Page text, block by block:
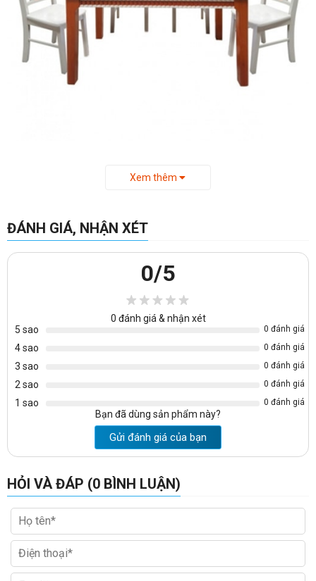
bàn ghế ăn hiện đại HGB68B + 4HGG68 :
+Kích thước ghế ăn HGG68: W430 x D537 x H954
mà chúng tôi đang cung cấp, xin vui lòng truy cập vào đây để xem
https://noithatvanphonggiare.com/ban-an-go-tu-
Xem thêm
ĐÁNH GIÁ, NHẬN XÉT
0/5
0 đánh giá & nhận xét
5 sao
0 đánh giá
4 sao 0 đánh giá
3 sao 0 đánh giá
2 sao 0 đánh giá
1 sao 0 đánh giá
Bạn đã dùng sản phẩm này?
Gửi đánh giá của bạn
HỎI VÀ ĐÁP (0 BÌNH LUẬN)